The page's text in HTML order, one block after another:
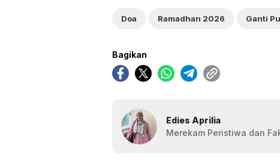
Doa Ramadhan 2026 Ganti
Bagikan
Edies Aprilia
Merekam Peristiwa dan